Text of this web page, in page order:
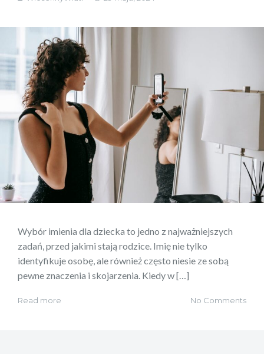
Wybór imienia dla dziecka to jedno z najważniejszych
zadań, przed jakimi stają rodzice. Imię nie tylko
identyfikuje osobę, ale również często niesie ze sobą
pewne znaczenia i skojarzenia. Kiedy w […]
Read more No Comments